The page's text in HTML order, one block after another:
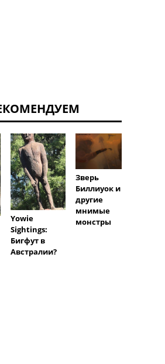
Yowie
Sightings:
Бигфут в
Австралии?
Зверь
Биллиуок и
другие
мнимые
монстры